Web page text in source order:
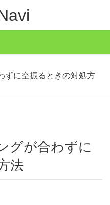
ずに空振るときの対処方
法